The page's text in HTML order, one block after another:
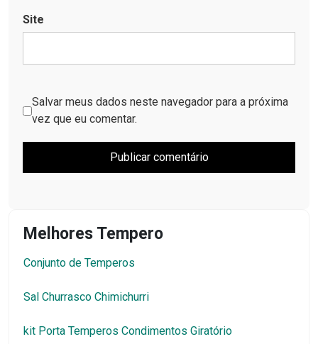
Site
Salvar meus dados neste navegador para a próxima
vez que eu comentar.
Melhores Tempero
Conjunto de Temperos
Sal Churrasco Chimichurri
kit Porta Temperos Condimentos Giratório